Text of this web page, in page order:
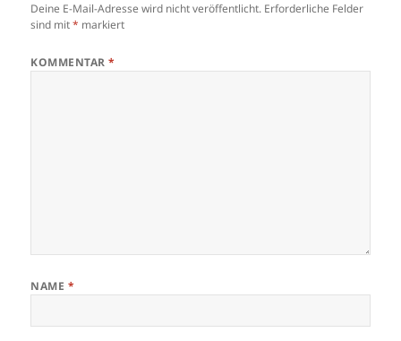
Deine E-Mail-Adresse wird nicht veröffentlicht. Erforderliche Felder
sind mit* markiert
KOMMENTAR*
NAME *